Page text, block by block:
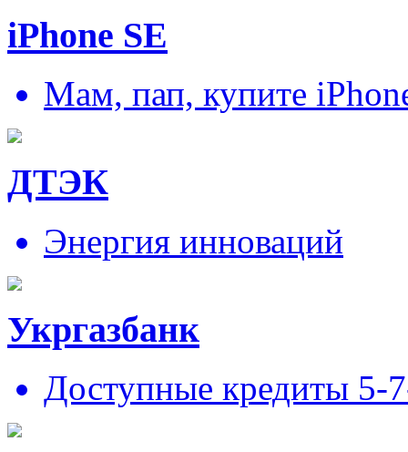
iPhone SE
Мам, пап, купите
ДТЭК
Энергия инноваций
Укргазбанк
Доступные кредиты 5-